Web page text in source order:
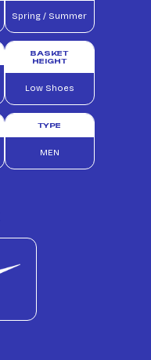
Spring / Summer
BASKET
HEIGHT
Low Shoes
TYPE
MEN